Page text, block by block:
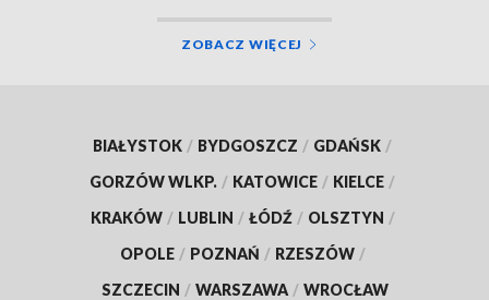
ZOBACZ WIĘCEJ
BIAŁYSTOK / BYDGOSZCZ / GDAŃSK /
GORZÓW WLKP. / KATOWICE / KIELCE /
KRAKÓW / LUBLIN / ŁÓDŹ / OLSZTYN /
OPOLE / POZNAŃ / RZESZÓW /
SZCZECIN / WARSZAWA / WROCŁAW